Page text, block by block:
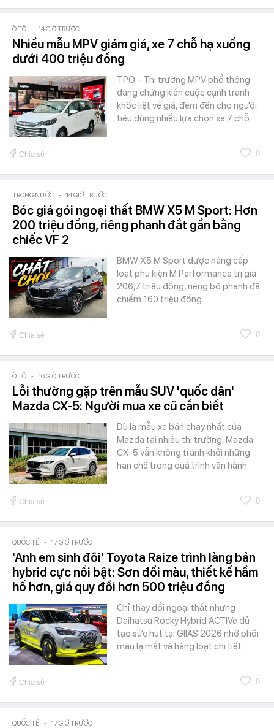
Ô TÔ - 14 GIỜ TRƯỚC
Nhiều mẫu MPV giảm giá, xe 7 chỗ hạ xuống
dưới 400 triệu đồng
TPO - Thị trường MPV phổ thông
đang chứng kiến cuộc cạnh tranh
khốc liệt về giá, đem đến cho người
tiêu dùng nhiều lựa chọn xe 7 chỗ…
Chia sẻ 0
TRONG NƯỚC - 14 GIỜ TRƯỚC
Bóc giá gói ngoại thất BMW X5 M Sport: Hơn
200 triệu đồng, riêng phanh đắt gần bằng
chiếc VF 2
BMW X5 M Sport được nâng cấp
loạt phụ kiện M Performance trị giá
206,7 triệu đồng, riêng bộ phanh đã
chiếm 160 triệu đồng.
Chia sẻ 0
Ô TÔ - 16 GIỜ TRƯỚC
Lỗi thường gặp trên mẫu SUV 'quốc dân'
Mazda CX-5: Người mua xe cũ cần biết
Dù là mẫu xe bán chạy nhất của
Mazda tại nhiều thị trường, Mazda
CX-5 vẫn không tránh khỏi những
hạn chế trong quá trình vận hành.
Chia sẻ 0
QUỐC TẾ - 17 GIỜ TRƯỚC
'Anh em sinh đôi' Toyota Raize trình làng bản
hybrid cực nổi bật: Sơn đổi màu, thiết kế hầm
hố hơn, giá quy đổi hơn 500 triệu đồng
Chỉ thay đổi ngoại thất nhưng
Daihatsu Rocky Hybrid ACTIVe đủ
tạo sức hút tại GIIAS 2026 nhờ phối
màu lạ mắt và hàng loạt chi tiết…
Chia sẻ 0
QUỐC TẾ - 17 GIỜ TRƯỚC